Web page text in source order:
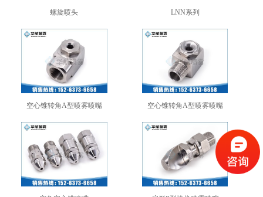
螺旋喷头 LNN系列
空心锥转角A型喷雾喷嘴 空心锥转角A型喷雾喷嘴